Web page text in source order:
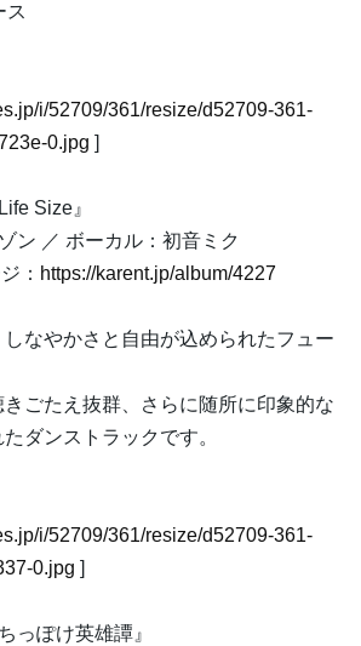
ス
i/52709/361/resize/d52709-361-
0.jpg ]
Size』
ン ／ ボーカル：初音ミク
： https://karent.jp/album/4227
なやかさと自由が込められたフュー
ごたえ抜群、さらに随所に印象的な
ダンストラックです。
i/52709/361/resize/d52709-361-
0.jpg ]
っぽけ英雄譚』